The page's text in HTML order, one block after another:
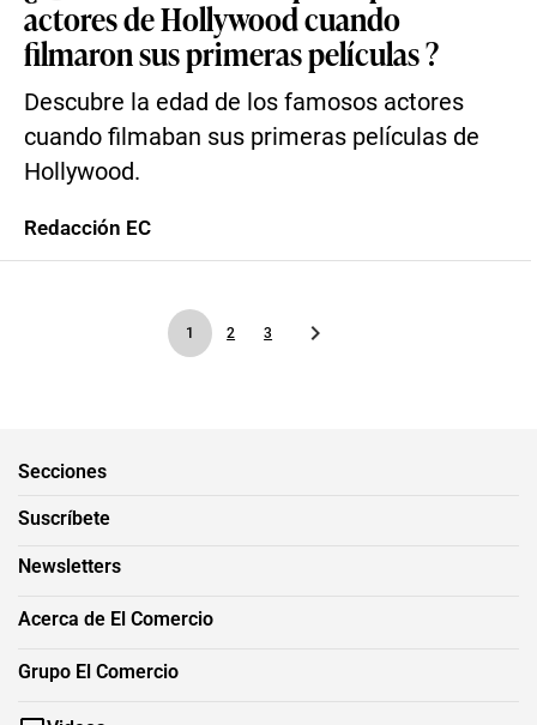
actores de Hollywood cuando
filmaron sus primeras películas ?
Descubre la edad de los famosos actores
cuando filmaban sus primeras películas de
Hollywood.
Redacción EC
1 2 3
Secciones
Suscríbete
Newsletters
Acerca de El Comercio
Grupo El Comercio